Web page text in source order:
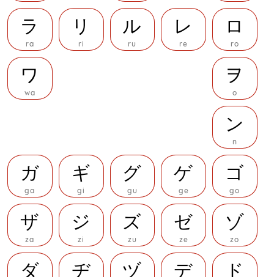
ラ
ra
リ
ri
ル
ru
レ
re
ロ
ro
ワ
wa
ヲ
o
ン
n
ガ
ga
ギ
gi
グ
gu
ゲ
ge
ゴ
go
ザ
za
ジ
zi
ズ
zu
ゼ
ze
ゾ
zo
ダ ヂ ヅ デ ド